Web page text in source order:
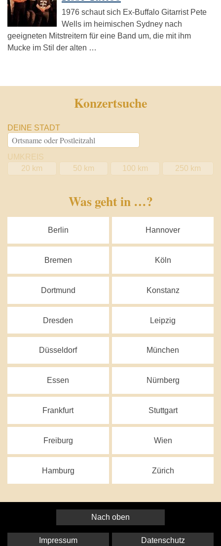
1976 schaut sich Ex-Buffalo Gitarrist Pete
Wells im heimischen Sydney nach
geeigneten Mitstreitern für eine Band um, die mit ihm
Mucke im Stil der alten …
Konzertsuche
DEINE STADT
UMKREIS
20 km
50 km 100 km 250 km
Was geht in …?
Berlin
Bremen
Dortmund
Dresden
Düsseldorf
Essen
Frankfurt
Freiburg
Hamburg
Hannover
Köln
Konstanz
Leipzig
München
Nürnberg
Stuttgart
Wien
Zürich
Nach oben
Impressum Datenschutz